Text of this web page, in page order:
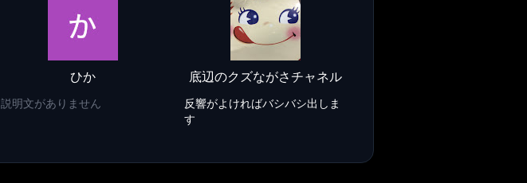
ひか
説明文がありません
底辺のクズながさチャネル
反響がよければバシバシ出しま
す